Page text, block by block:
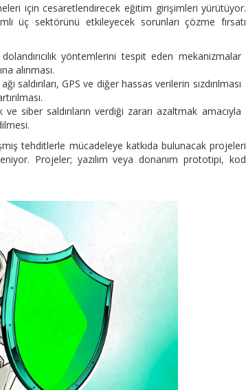
için cesaretlendirecek eğitim girişimleri yürütüyor.
üç sektörünü etkileyecek sorunları çözme fırsatı
yöntemlerini tespit eden mekanizmalar
alınması.
saldırıları, GPS ve diğer hassas verilerin sızdırılması
siber saldırıların verdiği zararı azaltmak amacıyla
tehditlerle mücadeleye katkıda bulunacak projeleri
Projeler; yazılım veya donanım prototipi, kod